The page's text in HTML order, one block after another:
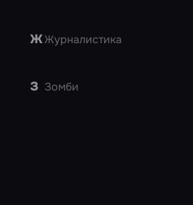
ЖЖурналистика
З Зомби